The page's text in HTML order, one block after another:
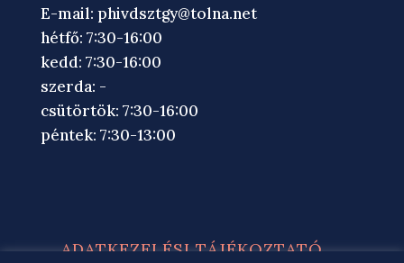
E-mail: phivdsztgy@tolna.net
hétfő: 7:30-16:00
kedd: 7:30-16:00
szerda: -
csütörtök: 7:30-16:00
péntek: 7:30-13:00
ADATKEZELÉSI TÁJÉKOZTATÓ